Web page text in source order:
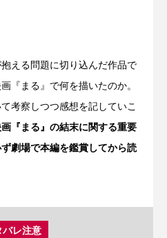
える問題に切り込んだ作品で
『まる』で何を描いたのか。
考察しつつ感想を記していこ
『まる』の結末に関する重要
劇場で本編を鑑賞してから読
バレ注意